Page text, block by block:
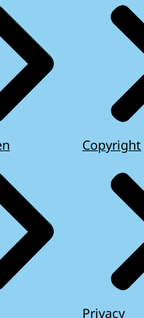
Copyright
Privacy